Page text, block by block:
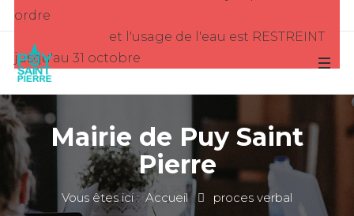
ordre
et l'usage de l'eau est RESTREINT
jusqu'au 31 octobre
Mairie de Puy Saint
Pierre
Vous êtes ici :Accueil proces verbal